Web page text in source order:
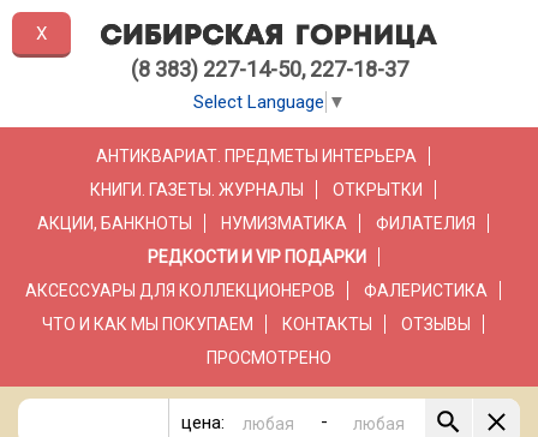
(8 383) 227-14-50, 227-18-37
Select Language ▼
АНТИКВАРИАТ. ПРЕДМЕТЫ ИНТЕРЬЕРА
КНИГИ. ГАЗЕТЫ. ЖУРНАЛЫ
ОТКРЫТКИ
АКЦИИ, БАНКНОТЫ
НУМИЗМАТИКА
ФИЛАТЕЛИЯ
РЕДКОСТИ И VIP ПОДАРКИ
АКСЕССУАРЫ ДЛЯ КОЛЛЕКЦИОНЕРОВ
ФАЛЕРИСТИКА
ЧТО И КАК МЫ ПОКУПАЕМ
КОНТАКТЫ
ОТЗЫВЫ
ПРОСМОТРЕНО
цена: -
X